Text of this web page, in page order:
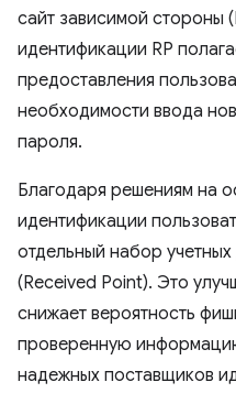
сайт зависимой стороны
идентификации RP
предоставления
необходимости ввода
пароля.
Благодаря решениям на
идентификации
отдельный набор
(Received Point). Это
снижает вероятность
проверенную
надежных поставщиков